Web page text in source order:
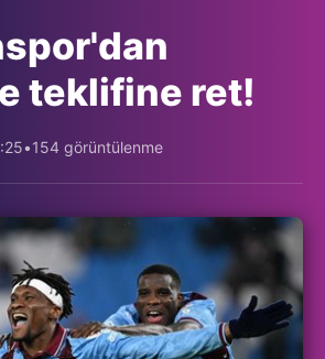
teklifine ret!
•154 görüntülenme